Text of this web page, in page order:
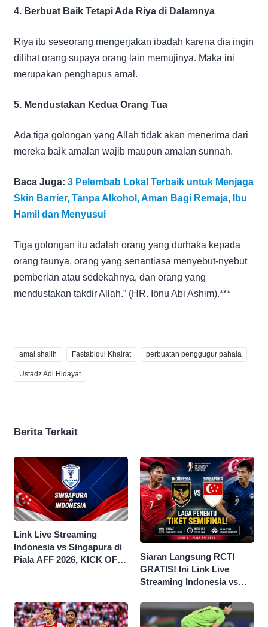
4. Berbuat Baik Tetapi Ada Riya di Dalamnya
Riya itu seseorang mengerjakan ibadah karena dia ingin
dilihat orang supaya orang lain memujinya. Maka ini
merupakan penghapus amal.
5. Mendustakan Kedua Orang Tua
Ada tiga golongan yang Allah tidak akan menerima dari
mereka baik amalan wajib maupun amalan sunnah.
Baca Juga: 3 Pelembab Lokal Terbaik untuk Menjaga
Skin Barrier, Tanpa Alkohol, Aman Bagi Remaja, Ibu
Hamil dan Menyusui
Tiga golongan itu adalah orang yang durhaka kepada
orang taunya, orang yang senantiasa menyebut-nyebut
pemberian atau sedekahnya, dan orang yang
mendustakan takdir Allah.” (HR. Ibnu Abi Ashim).***
amal shalih Fastabiqul Khairat perbuatan penggugur pahala
Ustadz Adi Hidayat
Berita Terkait
Link Live Streaming
Indonesia vs Singapura di
Piala AFF 2026, KICK OFF
Siaran Langsung RCTI
GRATIS! Ini Link Live
Streaming Indonesia vs
2026